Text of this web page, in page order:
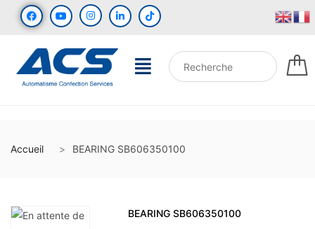
Accueil BEARING SB606350100
BEARING SB606350100